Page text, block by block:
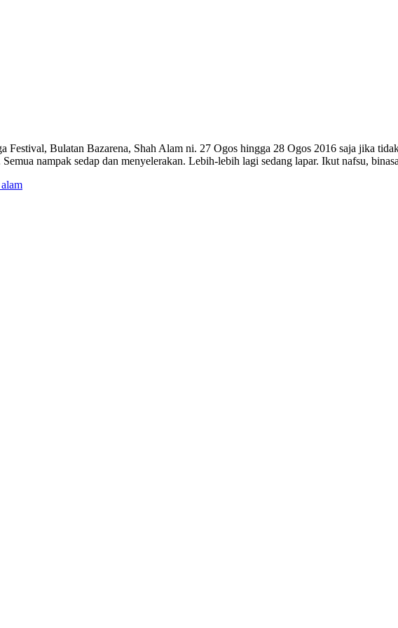
Bulatan Bazarena, Shah Alam ni. 27 Ogos hingga 28 Ogos 2016 saja jika
nampak sedap dan menyelerakan. Lebih-lebih lagi sedang lapar. Ikut nafsu,